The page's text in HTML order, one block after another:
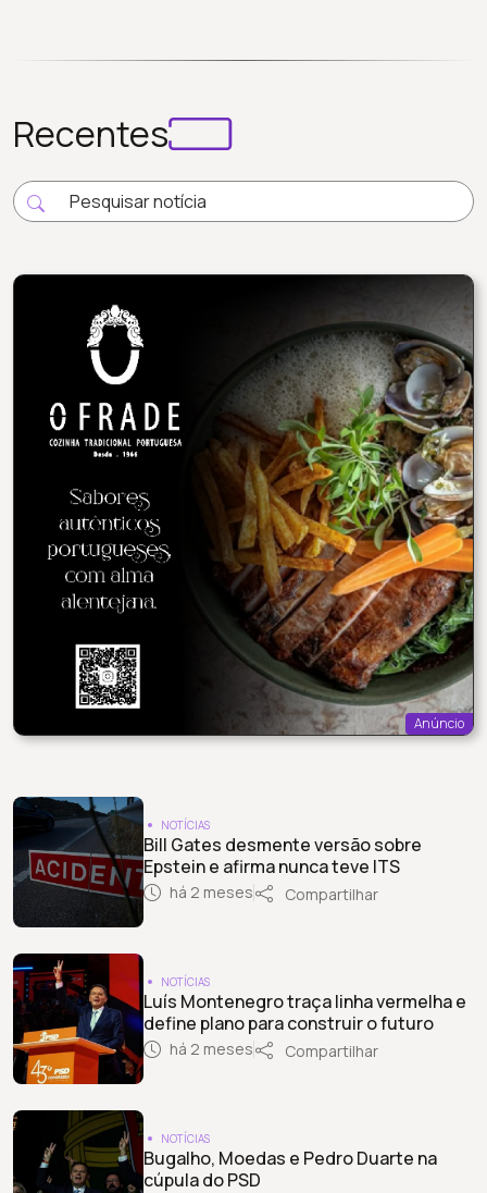
Recentes
Anúncio
NOTÍCIAS
Bill Gates desmente versão sobre
Epstein e afirma nunca teve ITS
há 2 meses Compartilhar
NOTÍCIAS
Luís Montenegro traça linha vermelha e
define plano para construir o futuro
há 2 meses Compartilhar
NOTÍCIAS
Bugalho, Moedas e Pedro Duarte na
cúpula do PSD